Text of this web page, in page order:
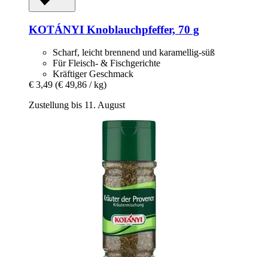
KOTÁNYI Knoblauchpfeffer, 70 g
Scharf, leicht brennend und karamellig-süß
Für Fleisch- & Fischgerichte
Kräftiger Geschmack
€ 3,49 (€ 49,86 / kg)
Zustellung bis 11. August